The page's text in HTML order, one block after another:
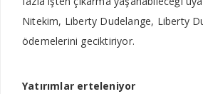
Nitekim, Liberty Dudelange, Liberty
ödemelerini geciktiriyor.
Yatırımlar erteleniyor